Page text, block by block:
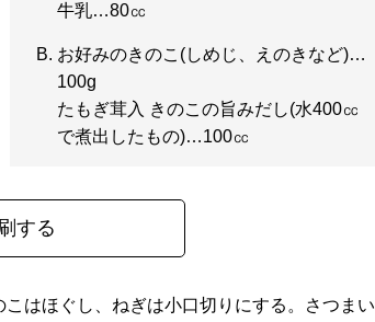
牛乳…80㏄
お好みのきのこ(しめじ、えのきなど)…
100g
たもぎ茸入 きのこの旨みだし(水400㏄
で煮出したもの)…100㏄
する
はほぐし、ねぎは小口切りにする。さつまい